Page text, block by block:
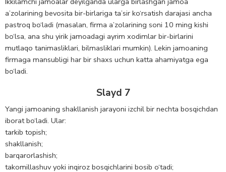
a’zolarining bevosita bir-birlariga ta’sir ko‘rsatish darajasi ancha
pastroq bo‘ladi (masalan, firma a’zolarining soni 10 ming kishi
bo‘lsa, ana shu yirik jamoadagi ayrim xоdimlar bir-birlarini
mutlaqo tanimasliklari, bilmasliklari mumkin). Lekin jamoaning
firmaga mansubligi har bir shaxs uchun katta ahamiyatga ega
bo‘ladi.
Slayd 7
Yangi jamoaning shakllanish jarayoni izchil bir nechta bosqichdan
iborat bo‘ladi. Ular:
tarkib tоpish;
shakllanish;
barqarorlashish;
takomillashuv yoki inqiroz bosqichlarini bosib o‘tadi;